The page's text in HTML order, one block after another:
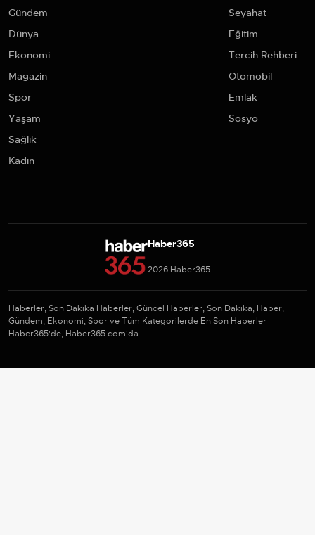
Gündem
Dünya
Ekonomi
Magazin
Spor
Yaşam
Sağlık
Kadın
Seyahat
Eğitim
Tercih Rehberi
Otomobil
Emlak
Sosyo
Haber365
2026 Haber365
Haberler, Son Dakika Haberler, Güncel Haberler, Son Dakika, Haber,
Gündem, Ekonomi, Spor ve Tüm Kategorilerde En Son Haberler
Haber365'de, Haber365.com'da.